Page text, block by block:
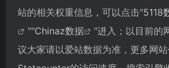
站的相关权重信息，可以点击"5118
""Chinaz数据
"进入；以目前的
议大家请以爱站数据为准，更多网站